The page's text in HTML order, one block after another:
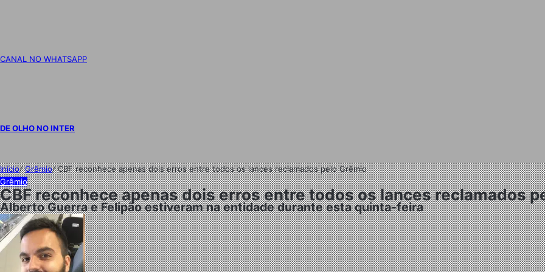
CANAL NO WHATSAPP
DE OLHO NO INTER
Início/Grêmio/CBF reconhece apenas dois erros entre todos os lances reclamados pelo Grêmio
Grêmio
CBF reconhece apenas dois erros entre todos os lances reclamados
Alberto Guerra e Felipão estiveram na entidade durante esta quinta-feira